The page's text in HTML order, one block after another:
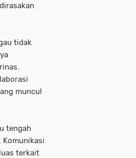
tidak
muncul
tengah
Komunikasi
terkait